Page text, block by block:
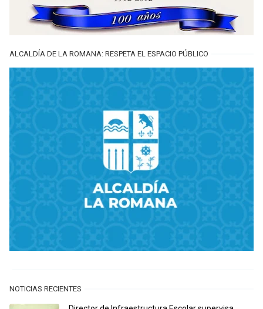
ALCALDÍA DE LA ROMANA: RESPETA EL ESPACIO PÚBLICO
NOTICIAS RECIENTES